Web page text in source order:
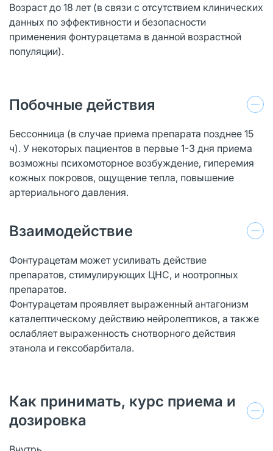
Возраст до 18 лет (в связи с отсутствием клинических
данных по эффективности и безопасности
применения фонтурацетама в данной возрастной
популяции).
Побочные действия
Бессонница (в случае приема препарата позднее 15
ч). У некоторых пациентов в первые 1-3 дня приема
возможны психомоторное возбуждение, гиперемия
кожных покровов, ощущение тепла, повышение
артериального давления.
Взаимодействие
Фонтурацетам может усиливать действие
препаратов, стимулирующих ЦНС, и ноотропных
препаратов.
Фонтурацетам проявляет выраженный антагонизм
каталептическому действию нейролептиков, а также
ослабляет выраженность снотворного действия
этанола и гексобарбитала.
Как принимать, курс приема и
дозировка